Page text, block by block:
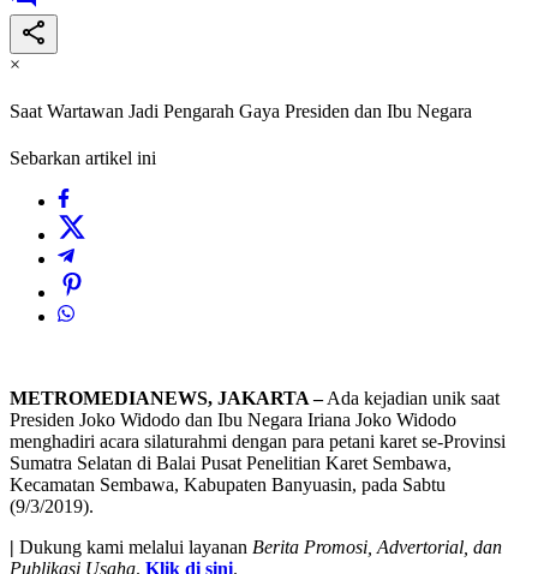
×
Saat Wartawan Jadi Pengarah Gaya Presiden dan Ibu Negara
Sebarkan artikel ini
METROMEDIANEWS, JAKARTA –Ada kejadian unik saat
Presiden Joko Widodo dan Ibu Negara Iriana Joko Widodo
menghadiri acara silaturahmi dengan para petani karet se-Provinsi
Sumatra Selatan di Balai Pusat Penelitian Karet Sembawa,
Kecamatan Sembawa, Kabupaten Banyuasin, pada Sabtu
(9/3/2019).
| Dukung kami melalui layanan Berita Promosi, Advertorial, dan
Publikasi Usaha. Klik di sini.